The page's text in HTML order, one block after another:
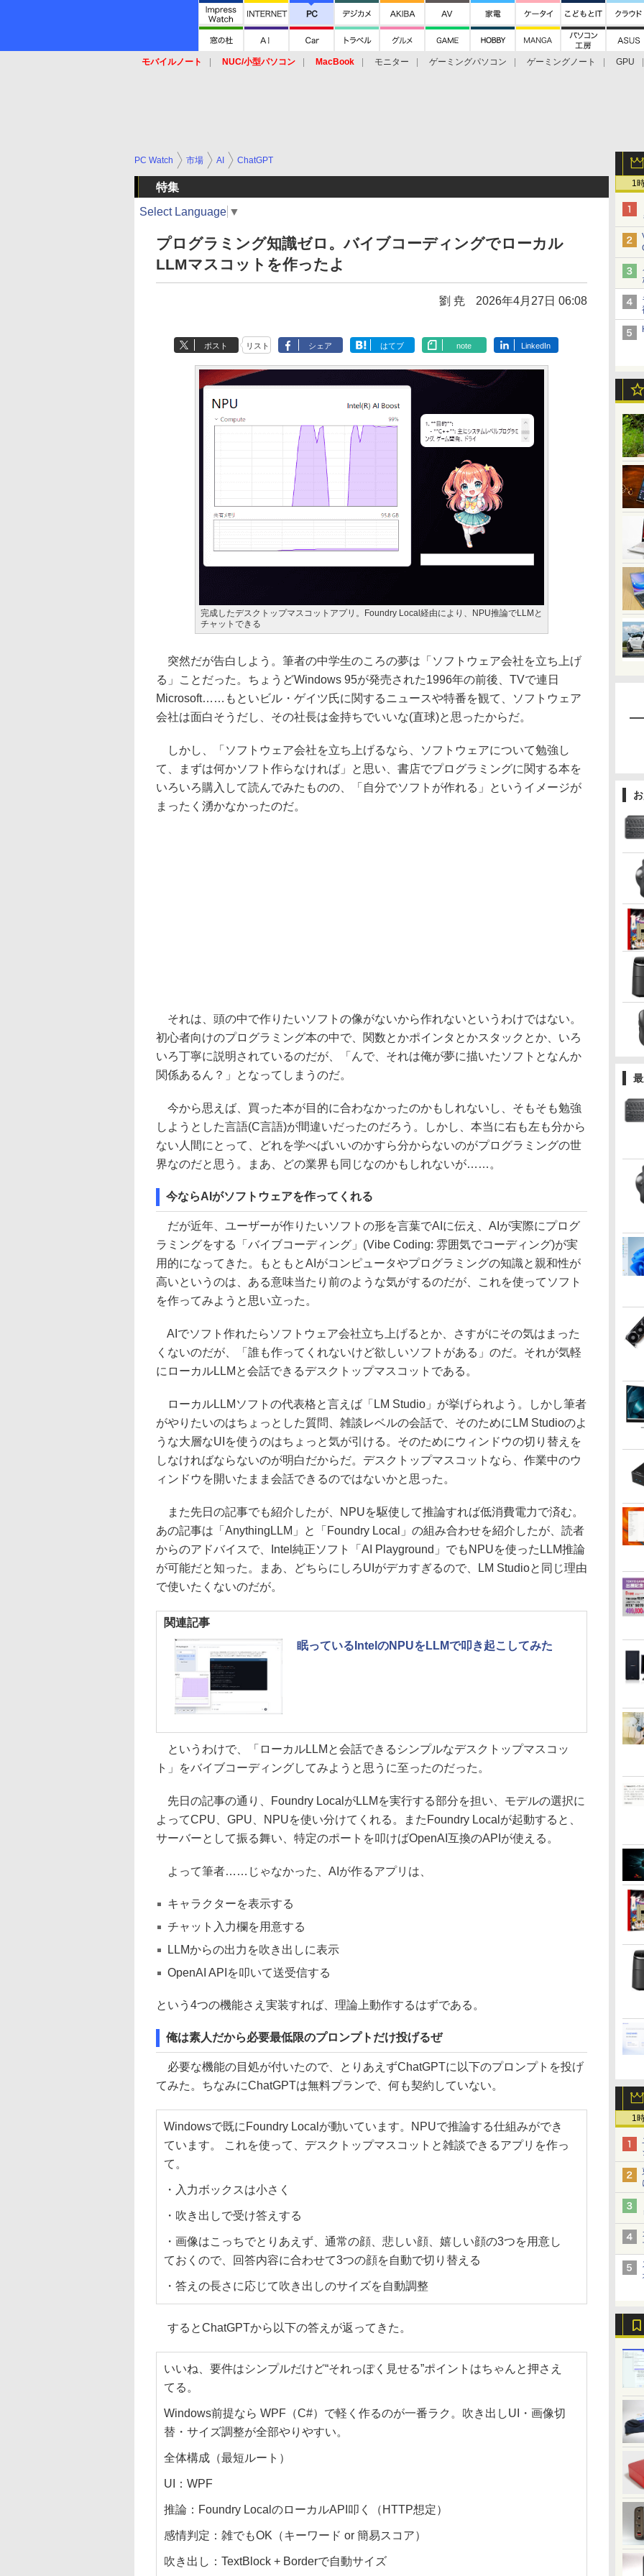
モバイルノート NUC/小型パソコン MacBook モニター ゲーミングパソコン ゲーミングノート
GPU
1
1
PC Watch 市場 AI ChatGPT
特集
Select Language ▼
プログラミング知識ゼロ。バイブコーディングでローカル
LLMマスコットを作ったよ
劉 尭 2026年4月27日 06:08
ポスト リスト シェア はてブ note LinkedIn
完成したデスクトップマスコットアプリ。Foundry Local経由により、NPU推論でLLMと
チャットできる
突然だが告白しよう。筆者の中学生のころの夢は「ソフトウェア会社を立ち上げ
る」ことだった。ちょうどWindows 95が発売された1996年の前後、TVで連日
Microsoft……もといビル・ゲイツ氏に関するニュースや特番を観て、ソフトウェア
会社は面白そうだし、その社長は金持ちでいいな(直球)と思ったからだ。
しかし、「ソフトウェア会社を立ち上げるなら、ソフトウェアについて勉強し
て、まずは何かソフト作らなければ」と思い、書店でプログラミングに関する本を
いろいろ購入して読んでみたものの、「自分でソフトが作れる」というイメージが
まったく湧かなかったのだ。
それは、頭の中で作りたいソフトの像がないから作れないというわけではない。
初心者向けのプログラミング本の中で、関数とかポインタとかスタックとか、いろ
いろ丁寧に説明されているのだが、「んで、それは俺が夢に描いたソフトとなんか
関係あるん？」となってしまうのだ。
今から思えば、買った本が目的に合わなかったのかもしれないし、そもそも勉強
しようとした言語(C言語)が間違いだったのだろう。しかし、本当に右も左も分から
ない人間にとって、どれを学べばいいのかすら分からないのがプログラミングの世
界なのだと思う。まあ、どの業界も同じなのかもしれないが……。
今ならAIがソフトウェアを作ってくれる
だが近年、ユーザーが作りたいソフトの形を言葉でAIに伝え、AIが実際にプログ
ラミングをする「バイブコーディング」(Vibe Coding: 雰囲気でコーディング)が実
用的になってきた。もともとAIがコンピュータやプログラミングの知識と親和性が
高いというのは、ある意味当たり前のような気がするのだが、これを使ってソフト
を作ってみようと思い立った。
AIでソフト作れたらソフトウェア会社立ち上げるとか、さすがにその気はまった
くないのだが、「誰も作ってくれないけど欲しいソフトがある」のだ。それが気軽
にローカルLLMと会話できるデスクトップマスコットである。
ローカルLLMソフトの代表格と言えば「LM Studio」が挙げられよう。しかし筆者
がやりたいのはちょっとした質問、雑談レベルの会話で、そのためにLM Studioのよ
うな大層なUIを使うのはちょっと気が引ける。そのためにウィンドウの切り替えを
しなければならないのが明白だからだ。デスクトップマスコットなら、作業中のウ
ィンドウを開いたまま会話できるのではないかと思った。
また先日の記事でも紹介したが、NPUを駆使して推論すれば低消費電力で済む。
あの記事は「AnythingLLM」と「Foundry Local」の組み合わせを紹介したが、読者
からのアドバイスで、Intel純正ソフト「AI Playground」でもNPUを使ったLLM推論
が可能だと知った。まあ、どちらにしろUIがデカすぎるので、LM Studioと同じ理由
で使いたくないのだが。
関連記事
眠っているIntelのNPUをLLMで叩き起こしてみた
というわけで、「ローカルLLMと会話できるシンプルなデスクトップマスコッ
ト」をバイブコーディングしてみようと思うに至ったのだった。
先日の記事の通り、Foundry LocalがLLMを実行する部分を担い、モデルの選択に
よってCPU、GPU、NPUを使い分けてくれる。またFoundry Localが起動すると、
サーバーとして振る舞い、特定のポートを叩けばOpenAI互換のAPIが使える。
よって筆者……じゃなかった、AIが作るアプリは、
キャラクターを表示する
チャット入力欄を用意する
LLMからの出力を吹き出しに表示
OpenAI APIを叩いて送受信する
という4つの機能さえ実装すれば、理論上動作するはずである。
俺は素人だから必要最低限のプロンプトだけ投げるぜ
必要な機能の目処が付いたので、とりあえずChatGPTに以下のプロンプトを投げ
てみた。ちなみにChatGPTは無料プランで、何も契約していない。
Windowsで既にFoundry Localが動いています。NPUで推論する仕組みができ
ています。 これを使って、デスクトップマスコットと雑談できるアプリを作っ
て。
・入力ボックスは小さく
・吹き出しで受け答えする
・画像はこっちでとりあえず、通常の顔、悲しい顔、嬉しい顔の3つを用意し
ておくので、回答内容に合わせて3つの顔を自動で切り替える
・答えの長さに応じて吹き出しのサイズを自動調整
するとChatGPTから以下の答えが返ってきた。
いいね、要件はシンプルだけど“それっぽく見せる”ポイントはちゃんと押さえ
てる。
Windows前提なら WPF（C#）で軽く作るのが一番ラク。吹き出しUI・画像切
替・サイズ調整が全部やりやすい。
全体構成（最短ルート）
UI：WPF
推論：Foundry LocalのローカルAPI叩く（HTTP想定）
感情判定：雑でもOK（キーワード or 簡易スコア）
吹き出し：TextBlock + Borderで自動サイズ